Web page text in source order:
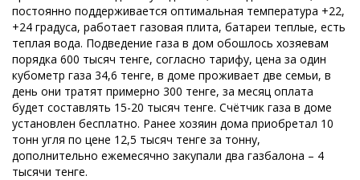
постоянно поддерживается оптимальная температура +22,
+24 градуса, работает газовая плита, батареи теплые, есть
теплая вода. Подведение газа в дом обошлось хозяевам
порядка 600 тысяч тенге, согласно тарифу, цена за один
кубометр газа 34,6 тенге, в доме проживает две семьи, в
день они тратят примерно 300 тенге, за месяц оплата
будет составлять 15-20 тысяч тенге. Счётчик газа в доме
установлен бесплатно. Ранее хозяин дома приобретал 10
тонн угля по цене 12,5 тысяч тенге за тонну,
дополнительно ежемесячно закупали два газбалона – 4
тысячи тенге.